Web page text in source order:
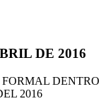
DE 2016
DENTRO
2016